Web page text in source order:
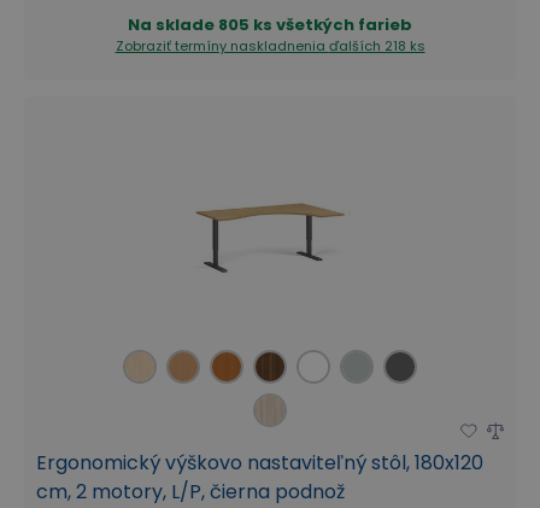
Na sklade 805 ks všetkých farieb
Zobraziť termíny naskladnenia ďalších 218 ks
Ergonomický výškovo nastaviteľný stôl, 180x120
cm, 2 motory, L/P, čierna podnož